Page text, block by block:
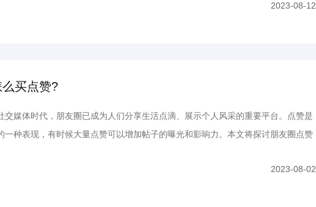
2023-08-12
买点赞?
媒体时代，朋友圈已成为人们分享生活点滴、展示个人风采的重要平台。点赞是
一种表现，有时候大量点赞可以增加帖子的曝光和影响力。本文将探讨朋友圈点赞
2023-08-02